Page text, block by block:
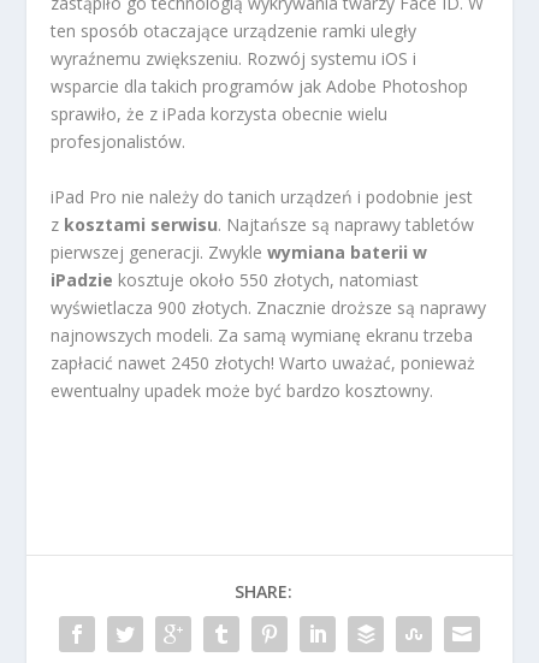
ten sposób otaczające urządzenie ramki uległy
wyraźnemu zwiększeniu. Rozwój systemu iOS i
wsparcie dla takich programów jak Adobe Photoshop
sprawiło, że z iPada korzysta obecnie wielu
profesjonalistów.
iPad Pro nie należy do tanich urządzeń i podobnie jest
z kosztami serwisu. Najtańsze są naprawy tabletów
pierwszej generacji. Zwyklewymiana baterii w
iPadzie kosztuje około 550 złotych, natomiast
wyświetlacza 900 złotych. Znacznie droższe są naprawy
najnowszych modeli. Za samą wymianę ekranu trzeba
zapłacić nawet 2450 złotych! Warto uważać, ponieważ
ewentualny upadek może być bardzo kosztowny.
SHARE: